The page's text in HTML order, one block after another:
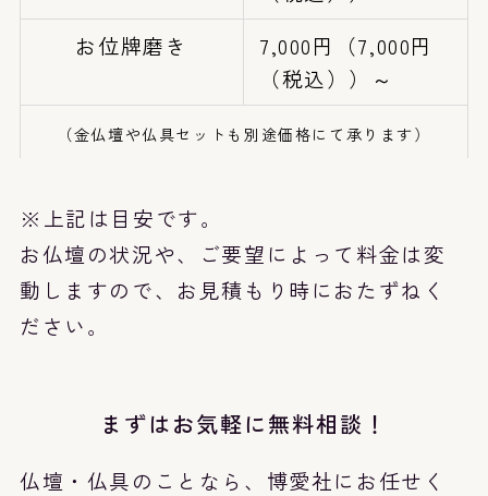
お位牌磨き
7,000円（7,000円
（税込））～
（金仏壇や仏具セットも別途価格にて承ります）
※上記は目安です。
お仏壇の状況や、ご要望によって料金は変
動しますので、お見積もり時におたずねく
ださい。
まずはお気軽に無料相談！
仏壇・仏具のことなら、博愛社にお任せく